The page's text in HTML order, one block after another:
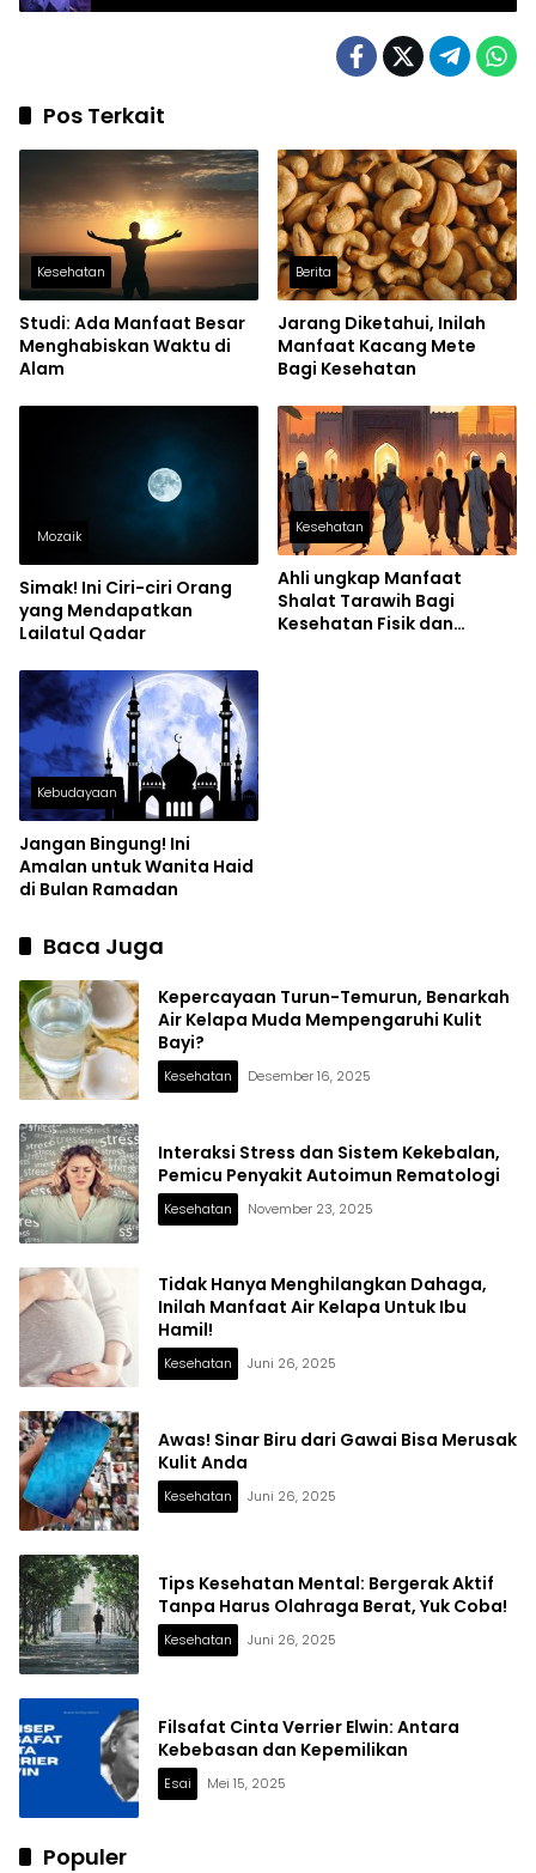
Pos Terkait
Kesehatan
Studi: Ada Manfaat Besar
Menghabiskan Waktu di
Alam
Berita
Jarang Diketahui, Inilah
Manfaat Kacang Mete
Bagi Kesehatan
Mozaik
Simak! Ini Ciri-ciri Orang
yang Mendapatkan
Lailatul Qadar
Kesehatan
Ahli ungkap Manfaat
Shalat Tarawih Bagi
Kesehatan Fisik dan
Kebudayaan
Jangan Bingung! Ini
Amalan untuk Wanita Haid
di Bulan Ramadan
Baca Juga
Kepercayaan Turun-Temurun, Benarkah
Air Kelapa Muda Mempengaruhi Kulit
Bayi?
Kesehatan Desember 16, 2025
Interaksi Stress dan Sistem Kekebalan,
Pemicu Penyakit Autoimun Rematologi
Kesehatan November 23, 2025
Tidak Hanya Menghilangkan Dahaga,
Inilah Manfaat Air Kelapa Untuk Ibu
Hamil!
Kesehatan Juni 26, 2025
Awas! Sinar Biru dari Gawai Bisa Merusak
Kulit Anda
Kesehatan Juni 26, 2025
Tips Kesehatan Mental: Bergerak Aktif
Tanpa Harus Olahraga Berat, Yuk Coba!
Kesehatan Juni 26, 2025
Filsafat Cinta Verrier Elwin: Antara
Kebebasan dan Kepemilikan
Esai Mei 15, 2025
Populer